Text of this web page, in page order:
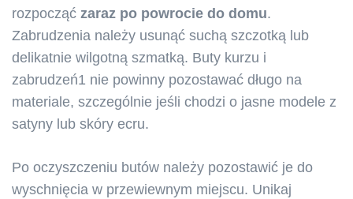
rozpocząć zaraz po powrocie do domu.
Zabrudzenia należy usunąć suchą szczotką lub
delikatnie wilgotną szmatką. Buty kurzu i
zabrudzeń1 nie powinny pozostawać długo na
materiale, szczególnie jeśli chodzi o jasne modele z
satyny lub skóry ecru.
Po oczyszczeniu butów należy pozostawić je do
wyschnięcia w przewiewnym miejscu. Unikaj